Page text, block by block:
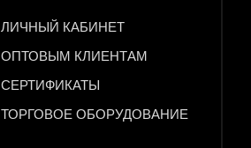
ЛИЧНЫЙ КАБИНЕТ
ОПТОВЫМ КЛИЕНТАМ
СЕРТИФИКАТЫ
ТОРГОВОЕ ОБОРУДОВАНИЕ